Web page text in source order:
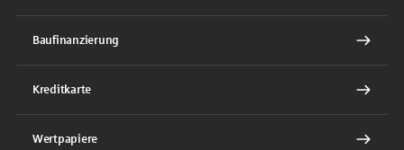
Baufinanzierung
Kreditkarte
Wertpapiere